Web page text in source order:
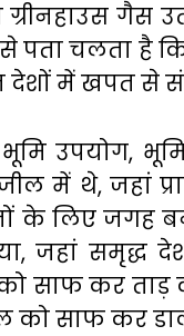
गैस
से पता चलता है
देशों में खपत से
उपयोग,
में थे,
के लिए जगह
जहां समृद्ध
साफ कर ताड़
साफ कर